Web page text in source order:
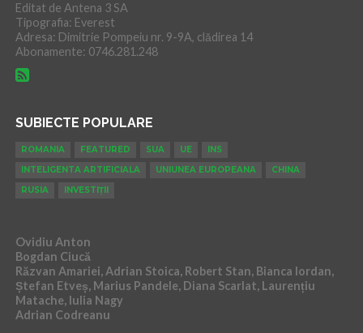
Editat de Antena 3 SA
Tipografia: Everest
Adresa: Dimitrie Pompeiu nr. 9-9A, clădirea 14
Abonamente: 0746.281.248
SUBIECTE POPULARE
ROMANIA FEATURED SUA UE
INS
INTELIGENTA ARTIFICIALA
UNIUNEA EUROPEANA
CHINA
RUSIA
INVESTIȚII
Ovidiu Anton
Bogdan Ciucă
Răzvan Amariei, Adrian Stoica, Robert Stan, Bianca Iordan,
Ștefan Etveș, Marius Pandele, Diana Scarlat, Laurențiu
Matache, Iulia Nagy
Adrian Codreanu